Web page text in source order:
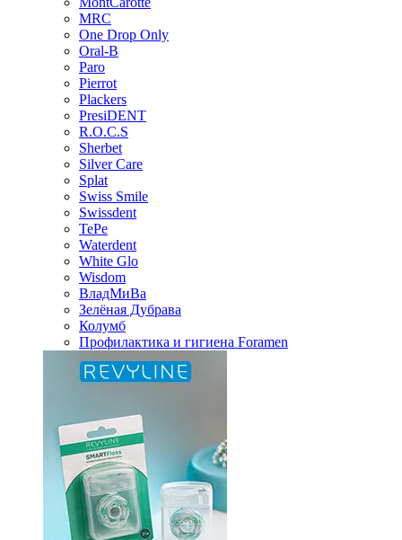
MRC
One Drop Only
Oral-B
Paro
Pierrot
Plackers
PresiDENT
R.O.C.S
Sherbet
Silver Care
Splat
Swiss Smile
Swissdent
TePe
Waterdent
White Glo
Wisdom
ВладМиВа
Зелёная Дубрава
Колумб
Профилактика и гигиена Foramen